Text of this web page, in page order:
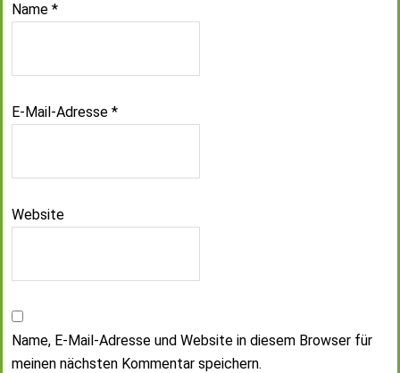
Name *
E-Mail-Adresse *
Website
Name, E-Mail-Adresse und Website in diesem Browser für
meinen nächsten Kommentar speichern.